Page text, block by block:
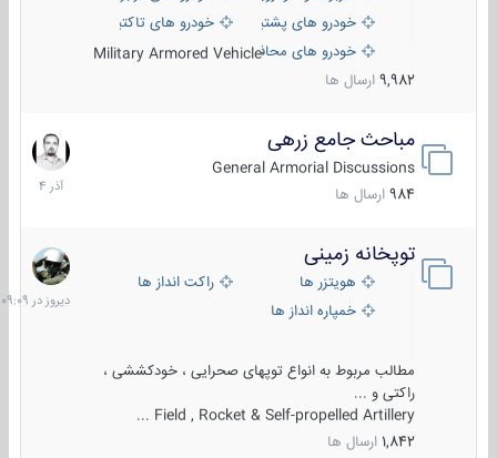
خودرو های پشتیبانی آتش ، شناسایی و ضد تانک
خودرو های تاکتیکی نظامی
خودرو های محافظت شدهMilitary Armored Vehicle
9,982 ارسال ها
مباحث جامع زرهی
General Armorial Discussions
984 ارسال ها
7
آذر
1404
توپخانه زمینی
هویتزر ها
راکت انداز ها
خمپاره انداز ها
مطالب مربوط به انواع توپهای صحرایی ، خودکششی ،
راکتی و ...
Field , Rocket & Self-propelled Artillery ...
1,842 ارسال ها
دیروز
در
09:09